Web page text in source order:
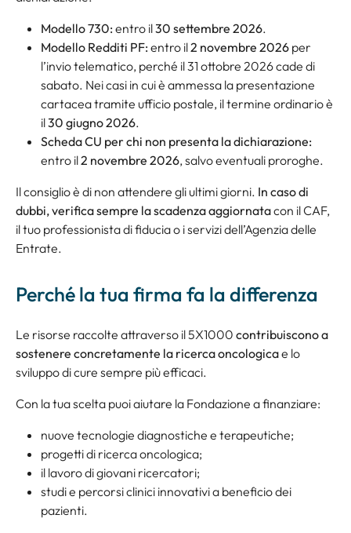
Modello 730: entro il30 settembre 2026.
Modello Redditi PF: entro il2 novembre 2026 per
l’invio telematico, perché il 31 ottobre 2026 cade di
sabato. Nei casi in cui è ammessa la presentazione
cartacea tramite ufficio postale, il termine ordinario è
il30 giugno 2026.
Scheda CU per chi non presenta la dichiarazione:
entro il2 novembre 2026, salvo eventuali proroghe.
Il consiglio è di non attendere gli ultimi giorni. In caso di
dubbi, verifica sempre la scadenza aggiornatacon il CAF,
il tuo professionista di fiducia o i servizi dell’Agenzia delle
Entrate.
Perché la tua firma fa la differenza
Le risorse raccolte attraverso il 5X1000 contribuiscono a
sostenere concretamente la ricerca oncologicae lo
sviluppo di cure sempre più efficaci.
Con la tua scelta puoi aiutare la Fondazione a finanziare:
nuove tecnologie diagnostiche e terapeutiche;
progetti di ricerca oncologica;
il lavoro di giovani ricercatori;
studi e percorsi clinici innovativi a beneficio dei
pazienti.